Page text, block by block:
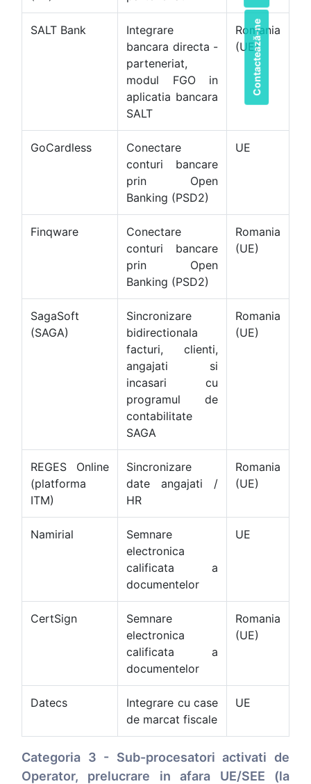
SALT Bank
Integrare
bancara directa -
parteneriat,
modul FGO in
aplicatia bancara
SALT
Romania
(UE)
GoCardless
Conectare
conturi bancare
prin Open
Banking (PSD2)
UE
Finqware
Conectare
conturi bancare
prin Open
Banking (PSD2)
Romania
(UE)
SagaSoft
(SAGA)
Sincronizare
bidirectionala
facturi, clienti,
angajati si
incasari cu
programul de
contabilitate
SAGA
Romania
(UE)
REGES Online
(platforma
ITM)
Sincronizare
date angajati /
HR
Romania
(UE)
Namirial
Semnare
electronica
calificata a
documentelor
UE
CertSign
Semnare
electronica
calificata a
documentelor
Romania
(UE)
Datecs
Integrare cu case
de marcat fiscale
UE
Categoria 3 - Sub-procesatori activati de
Operator, prelucrare in afara UE/SEE (la
Contactează-ne